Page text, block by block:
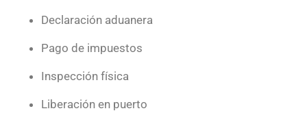
Declaración aduanera
Pago de impuestos
Inspección física
Liberación en puerto